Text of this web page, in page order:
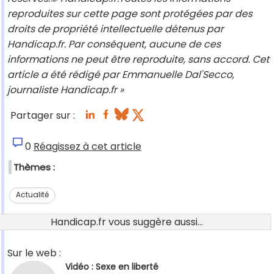
reproduites sur cette page sont protégées par des
droits de propriété intellectuelle détenus par
Handicap.fr. Par conséquent, aucune de ces
informations ne peut être reproduite, sans accord. Cet
article a été rédigé par Emmanuelle Dal'Secco,
journaliste Handicap.fr »
Partager sur :
0 Réagissez à cet article
Thèmes :
Actualité
Handicap.fr vous suggère aussi...
Sur le web :
Vidéo : Sexe en liberté